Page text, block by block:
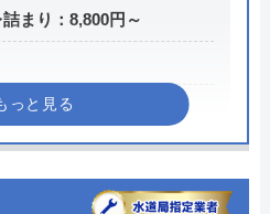
谷区渋谷2-14-5
詰まり：8,800円～
分